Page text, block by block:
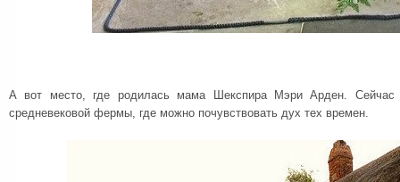
А вот место, где родилась мама Шекспира Мэри Арден. Сейчас
средневековой фермы, где можно почувствовать дух тех времен.